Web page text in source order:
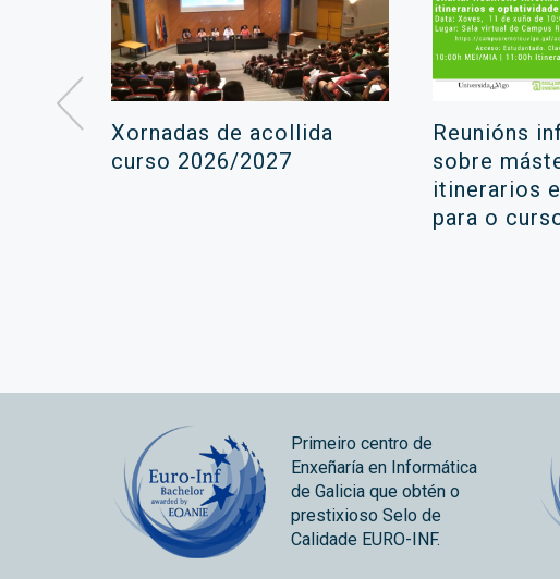
Xornadas de acollida
curso 2026/2027
Reunións
sobre
itinerarios
para o
Primeiro centro de
Enxeñaría en Informática
de Galicia que obtén o
prestixioso Selo de
Calidade EURO-INF.